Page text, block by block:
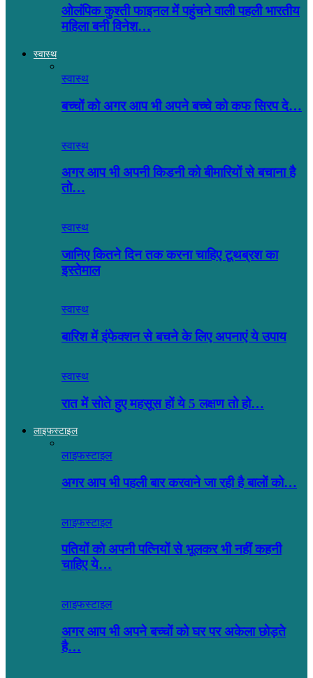
ओलंपिक कुश्ती फाइनल में पहुंचने वाली पहली भारतीय
महिला बनी विनेश…
स्वास्थ
स्वास्थ
बच्चों को अगर आप भी अपने बच्चे को कफ सिरप दे…
स्वास्थ
अगर आप भी अपनी किडनी को बीमारियों से बचाना है
तो…
स्वास्थ
जानिए कितने दिन तक करना चाहिए टूथब्रश का
इस्तेमाल
स्वास्थ
बारिश में इंफेक्शन से बचने के लिए अपनाएं ये उपाय
स्वास्थ
रात में सोते हुए महसूस हों ये 5 लक्षण तो हो…
लाइफस्टाइल
लाइफस्टाइल
अगर आप भी पहली बार करवाने जा रही है बालों को…
लाइफस्टाइल
पतियों को अपनी पत्नियों से भूलकर भी नहीं कहनी
चाहिए ये…
लाइफस्टाइल
अगर आप भी अपने बच्चों को घर पर अकेला छोड़ते
है…